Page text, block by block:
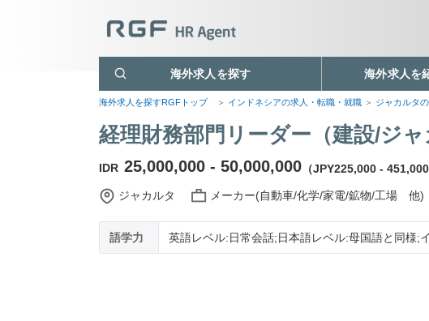
海外求人を探す 海外求人を
海外求人を探すRGFトップ インドネシアの求人・転職・就職 ジャカルタの
経理財務部門リーダー（建設/ジャ
IDR 25,000,000 - 50,000,000 （JPY225,000 -
ジャカルタ メーカー(自動車/化学/家電/鉱物/工場 他)
語学力 英語レベル:日常会話;日本語レベル:母国語と同様;